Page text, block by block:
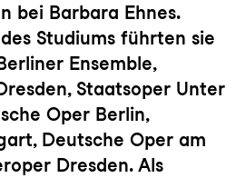
bei Barbara Ehnes.
Studiums führten sie
Ensemble,
Staatsoper Unter
Oper Berlin,
Deutsche Oper am
Dresden. Als